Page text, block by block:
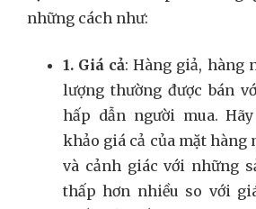
những cách như:
1. Giá cả: Hàng giả, hàng
lượng thường được bán
hấp dẫn người mua.
khảo giá cả của mặt hàng
và cảnh giác với những
thấp hơn nhiều so với